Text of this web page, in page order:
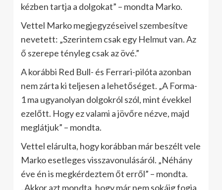
kézben tartja a dolgokat” – mondta Marko.
Vettel Marko megjegyzéseivel szembesítve
nevetett: „Szerintem csak egy Helmut van. Az
ő szerepe tényleg csak az övé.”
A korábbi Red Bull- és Ferrari-pilóta azonban
nem zárta ki teljesen a lehetőséget. „A Forma-
1 ma ugyanolyan dolgokról szól, mint évekkel
ezelőtt. Hogy ez valami a jövőre nézve, majd
meglátjuk” – mondta.
Vettel elárulta, hogy korábban már beszélt vele
Marko esetleges visszavonulásáról. „Néhány
éve én is megkérdeztem őt erről” – mondta.
„Akkor azt mondta, hogy már nem sokáig fogja